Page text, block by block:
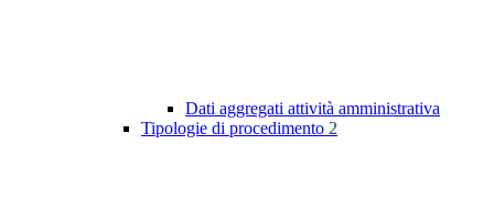
Dati aggregati attività amministrativa
Tipologie di procedimento 2